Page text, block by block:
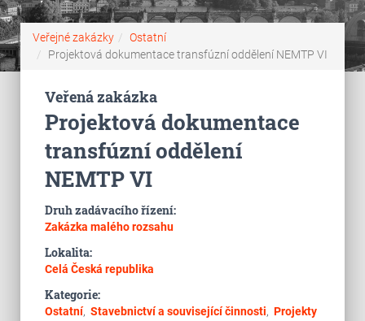
Veřejné zakázky
Ostatní
Projektová dokumentace transfúzní oddělení NEMTP VI
Veřená zakázka
Projektová dokumentace
transfúzní oddělení
NEMTP VI
Druh zadávacího řízení:
Zakázka malého rozsahu
Lokalita:
Celá Česká republika
Kategorie:
Ostatní, Stavebnictví a související činnosti, Projekty